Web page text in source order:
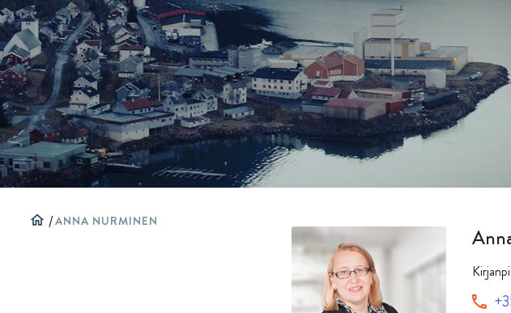
Alle produkter
home /ANNA NURMINEN